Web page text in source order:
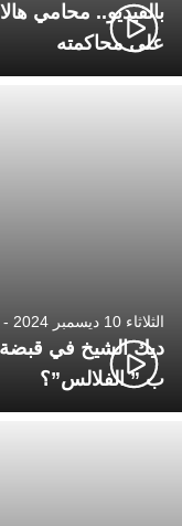
بالفيديو.. محامي
على محاكمته
الثلاثاء 10 ديسمبر 2024 - 4:54
ديك الشيخ في قبضة
ب ” الفلالس”؟